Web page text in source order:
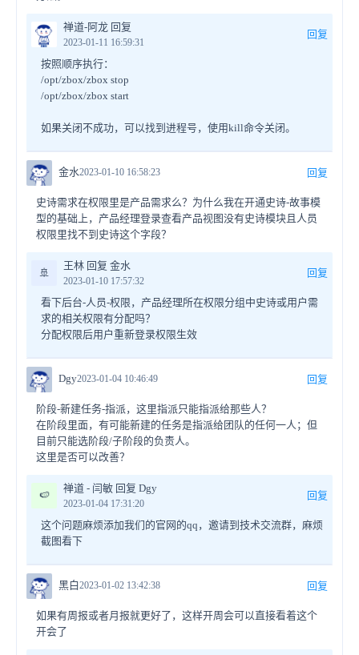
禅道-阿龙 回复
2023-01-11 16:59:31
回复
按照顺序执行：
/opt/zbox/zbox stop
/opt/zbox/zbox start
如果关闭不成功，可以找到进程号，使用kill命令关闭。
金水2023-01-10 16:58:23 回复
史诗需求在权限里是产品需求么？为什么我在开通史诗-故事模
型的基础上，产品经理登录查看产品视图没有史诗模块且人员
权限里找不到史诗这个字段？
🚢
王林 回复 金水
2023-01-10 17:57:32
回复
看下后台-人员-权限，产品经理所在权限分组中史诗或用户需
求的相关权限有分配吗？
分配权限后用户重新登录权限生效
Dgy2023-01-04 10:46:49 回复
阶段-新建任务-指派，这里指派只能指派给那些人？
在阶段里面，有可能新建的任务是指派给团队的任何一人；但
目前只能选阶段/子阶段的负责人。
这里是否可以改善？
🍉
禅道 - 闫敏 回复 Dgy
2023-01-04 17:31:20
回复
这个问题麻烦添加我们的官网的qq，邀请到技术交流群，麻烦
截图看下
黑白2023-01-02 13:42:38 回复
如果有周报或者月报就更好了，这样开周会可以直接看着这个
开会了